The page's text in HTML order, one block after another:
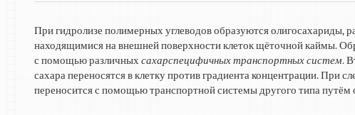
При гидролизе полимерных углеводов образуются олигосахариды,
находящимися на внешней поверхности клеток щёточной каймы.
с помощью различныхсахарспецифичных транспортных систем.
сахара переносятся в клетку против градиента концентрации.
переносится с помощью транспортной системы другого типа